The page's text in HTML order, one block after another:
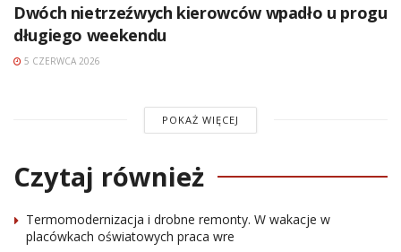
Dwóch nietrzeźwych kierowców wpadło u progu
długiego weekendu
5 CZERWCA 2026
POKAŻ WIĘCEJ
Czytaj również
Termomodernizacja i drobne remonty. W wakacje w
placówkach oświatowych praca wre